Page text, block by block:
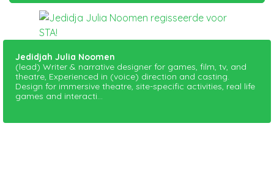
Jedidjah Julia Noomen
(lead) Writer & narrative designer for games, film, tv, and
theatre, Experienced in (voice) direction and casting.
Design for immersive theatre, site-specific activities, real life
games and interacti...